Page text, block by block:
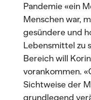
Pandemie «ein
Menschen war,
gesündere und
Lebensmittel zu
Bereich will
vorankommen.
Sichtweise der
grundlegend